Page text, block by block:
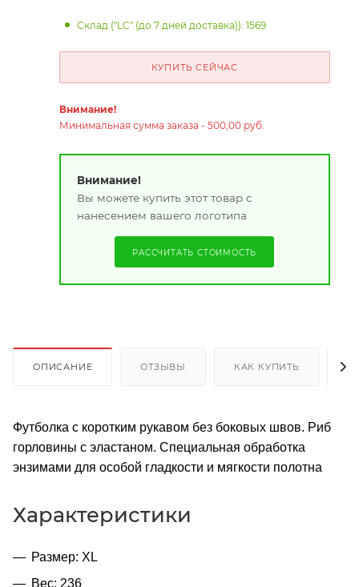
Склад ("LC" (до 7 дней доставка)): 1569
КУПИТЬ СЕЙЧАС
Внимание!
Минимальная сумма заказа - 500,00 руб.
Внимание!
Вы можете купить этот товар с
нанесением вашего логотипа
РАССЧИТАТЬ СТОИМОСТЬ
ОПИСАНИЕ ОТЗЫВЫ КАК КУПИТЬ
Футболка с коротким рукавом без боковых швов. Риб
горловины с эластаном. Специальная обработка
энзимами для особой гладкости и мягкости полотна
Характеристики
Размер: XL
Вес: 236